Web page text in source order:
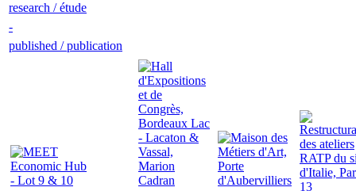
research / étude
-
published / publication